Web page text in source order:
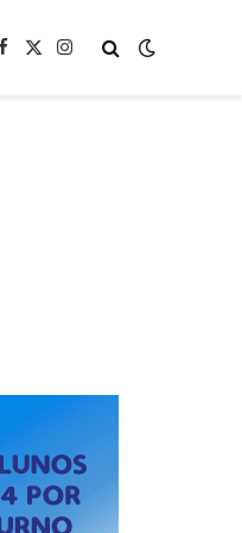
Facebook
X
Instagram